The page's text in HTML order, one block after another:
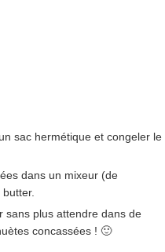
sac hermétique et congeler le
dans un mixeur (de
sans plus attendre dans de
concassées ! 🙂